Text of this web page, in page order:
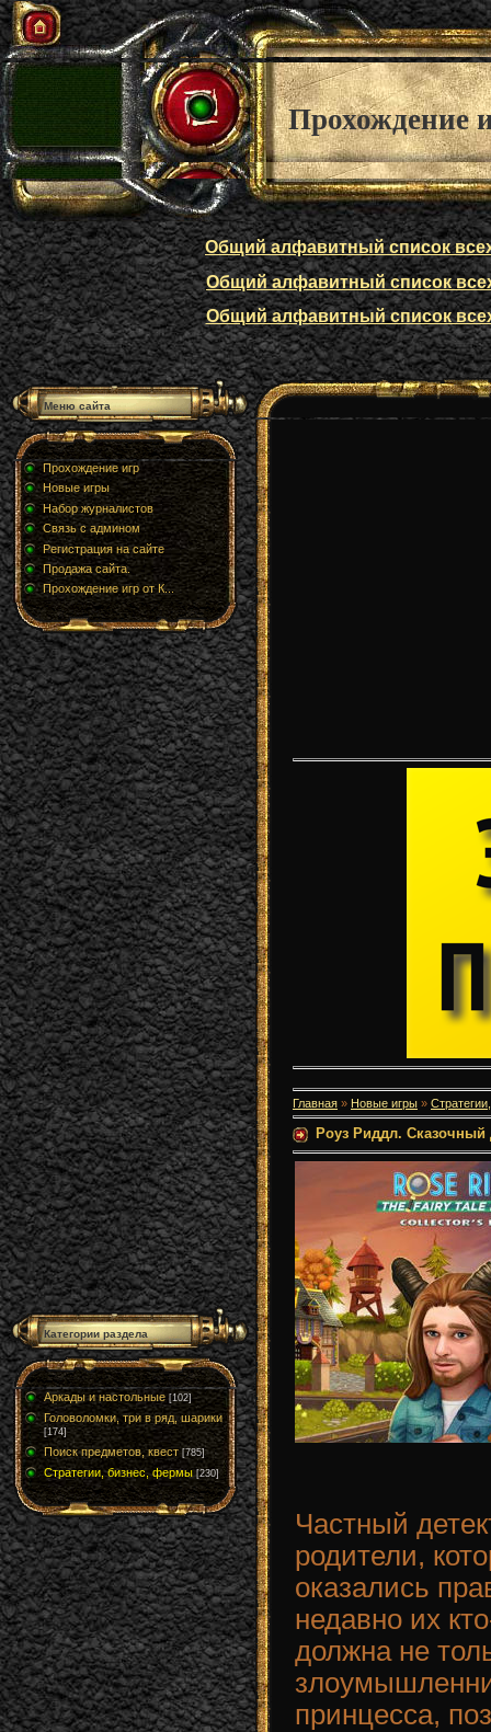
Прохождение
Общий алфавитный список
Общий алфавитный список
Общий алфавитный список
Меню сайта
Прохождение игр
Новые игры
Набор журналистов
Связь с админом
Регистрация на сайте
Продажа сайта.
Прохождение игр от К...
Категории раздела
Аркады и настольные [102]
Головоломки, три в ряд, шарики
[174]
Поиск предметов, квест [785]
Стратегии, бизнес, фермы [230]
Главная » Новые игры »
Роуз Риддл. Сказочный
Частный
родители,
оказались
недавно их
должна не
принцесса,